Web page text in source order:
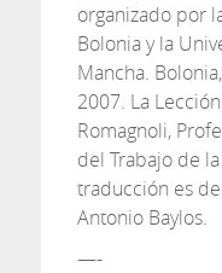
organizado por
Bolonia y la
Mancha.
2007. La
Romagnoli,
del Trabajo de
traducción es
Antonio Baylos.
—-